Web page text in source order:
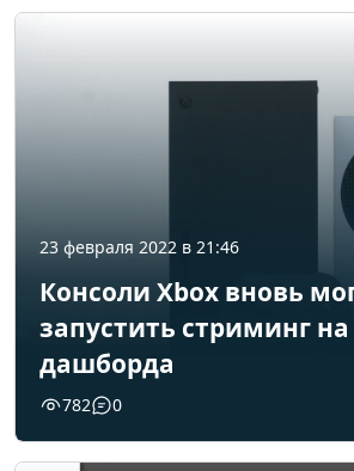
23 февраля 2022 в 21:46
Консоли Xbox вновь
запустить стриминг
дашборда
782 0